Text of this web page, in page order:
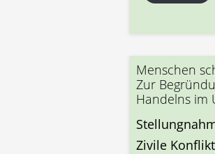
Menschen
Zur
Handelns im
Zivile